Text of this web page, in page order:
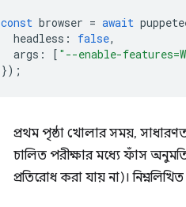
const browser = await
headless : false,
args : [ "--enable-
});
প্রথম পৃষ্ঠা খোলার সময়,
চালিত পরীক্ষার মধ্যে ফাঁস
প্রতিরোধ করা যায় না)।